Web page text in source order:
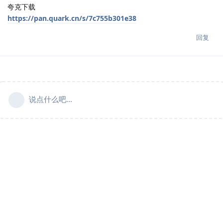
夸克下载
https://pan.quark.cn/s/7c755b301e38
回复
说点什么吧...